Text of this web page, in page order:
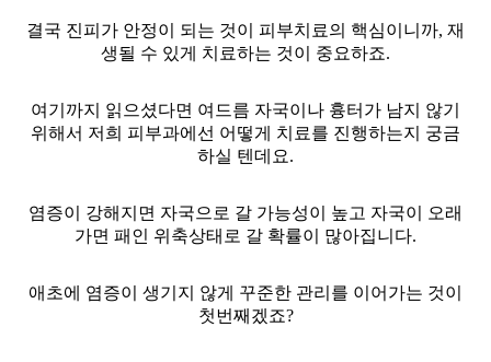
결국 진피가 안정이 되는 것이 피부치료의 핵심이니까, 재
생될 수 있게 치료하는 것이 중요하죠.
여기까지 읽으셨다면 여드름 자국이나 흉터가 남지 않기
위해서 저희 피부과에선 어떻게 치료를 진행하는지 궁금
하실 텐데요.
염증이 강해지면 자국으로 갈 가능성이 높고 자국이 오래
가면 패인 위축상태로 갈 확률이 많아집니다.
애초에 염증이 생기지 않게 꾸준한 관리를 이어가는 것이
첫번째겠죠?